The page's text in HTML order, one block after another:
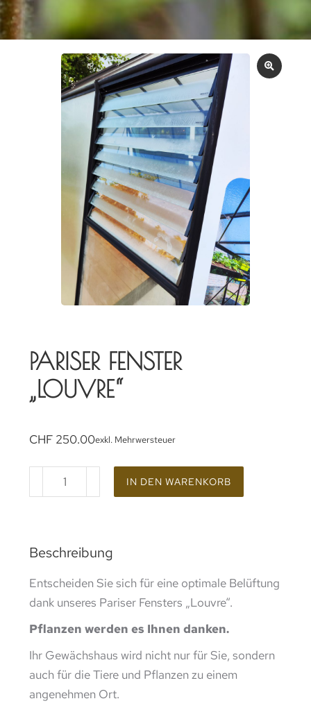
PARISER FENSTER
„LOUVRE“
CHF 250.00exkl. Mehrwersteuer
IN DEN WARENKORB
Beschreibung
Entscheiden Sie sich für eine optimale Belüftung
dank unseres Pariser Fensters „Louvre“.
Pflanzen werden es Ihnen danken.
Ihr Gewächshaus wird nicht nur für Sie, sondern
auch für die Tiere und Pflanzen zu einem
angenehmen Ort.